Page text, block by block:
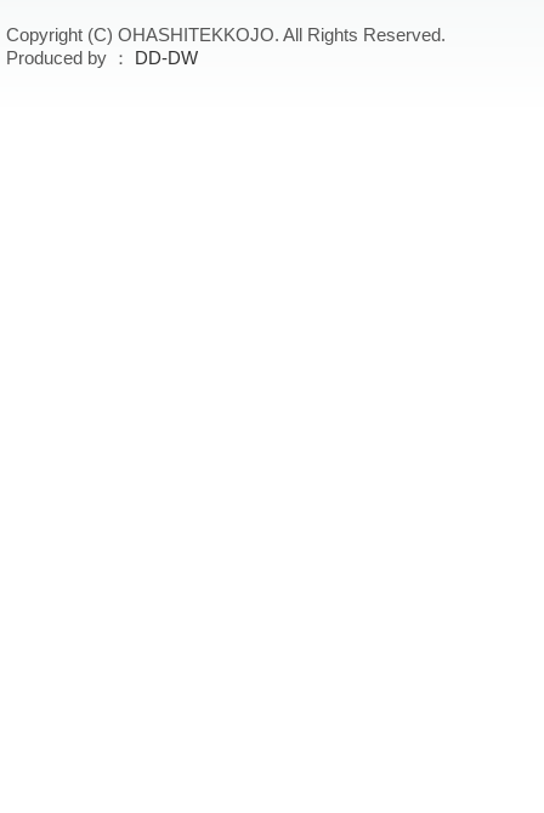
Copyright (C) OHASHITEKKOJO. All Rights Reserved.
Produced by ：
DD-DW